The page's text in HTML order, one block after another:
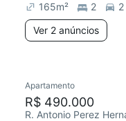
165m² 2
2
Ver 2 anúncios
Apartamento
R$ 490.000
R. Antonio Perez